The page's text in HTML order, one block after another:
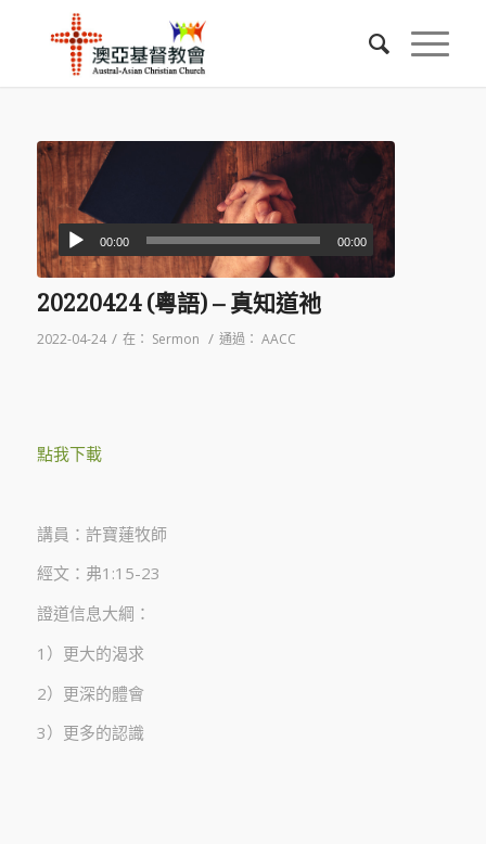
00:00 00:00
20220424 (粵語) – 真知道祂
2022-04-24 / 在： Sermon / 通過： AACC
點我下載
講員：許寶蓮牧師
經文：弗1:15-23
證道信息大綱：
1）更大的渴求
2）更深的體會
3）更多的認識